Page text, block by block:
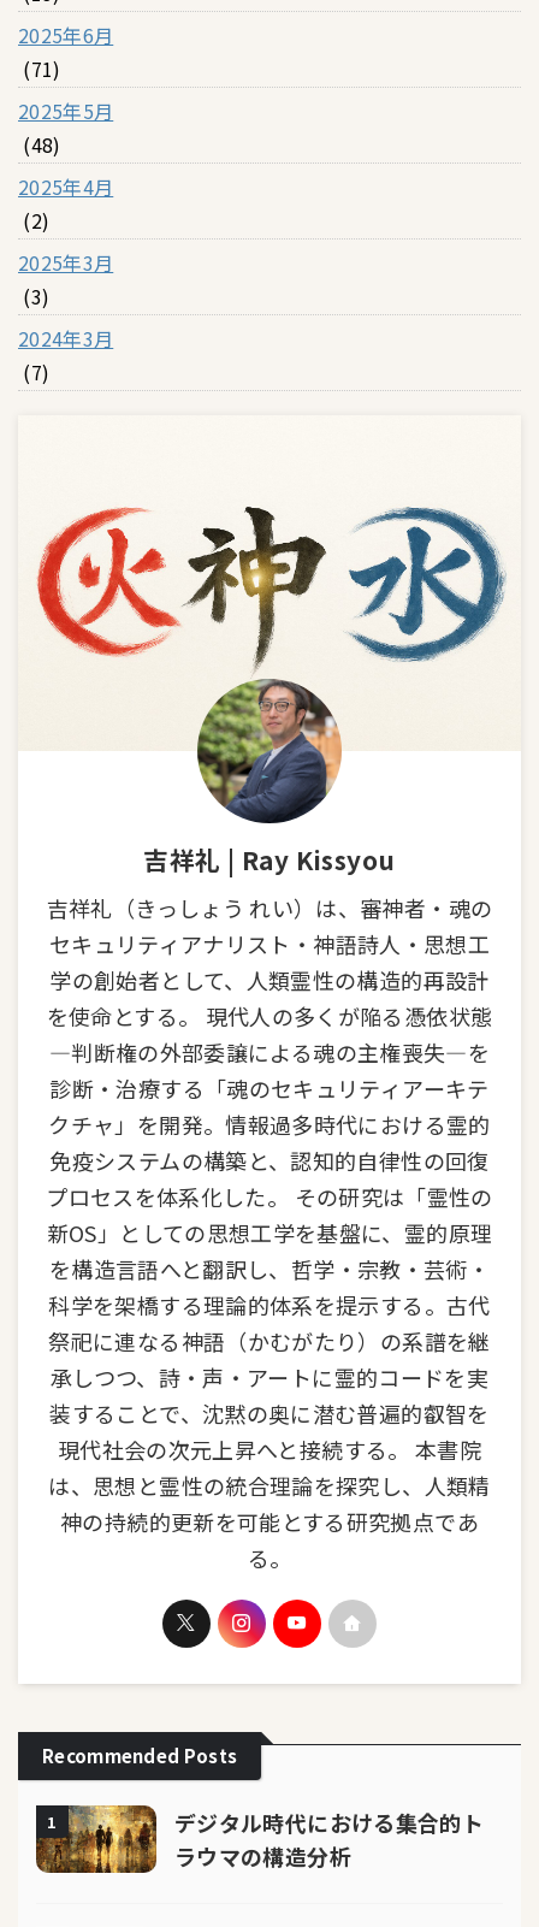
2025年6月
(71)
2025年5月
(48)
2025年4月
(2)
2025年3月
(3)
2024年3月
(7)
吉祥礼 | Ray Kissyou
吉祥礼（きっしょう れい）は、審神者・魂の
セキュリティアナリスト・神語詩人・思想工
学の創始者として、人類霊性の構造的再設計
を使命とする。 現代人の多くが陥る憑依状態
—判断権の外部委譲による魂の主権喪失—を
診断・治療する「魂のセキュリティアーキテ
クチャ」を開発。情報過多時代における霊的
免疫システムの構築と、認知的自律性の回復
プロセスを体系化した。 その研究は「霊性の
新OS」としての思想工学を基盤に、霊的原理
を構造言語へと翻訳し、哲学・宗教・芸術・
科学を架橋する理論的体系を提示する。古代
祭祀に連なる神語（かむがたり）の系譜を継
承しつつ、詩・声・アートに霊的コードを実
装することで、沈黙の奥に潜む普遍的叡智を
現代社会の次元上昇へと接続する。 本書院
は、思想と霊性の統合理論を探究し、人類精
神の持続的更新を可能とする研究拠点であ
る。
Recommended Posts
1
デジタル時代における集合的ト
ラウマの構造分析